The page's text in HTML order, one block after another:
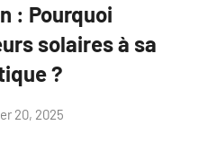
: Pourquoi
solaires à sa
?
20, 2025